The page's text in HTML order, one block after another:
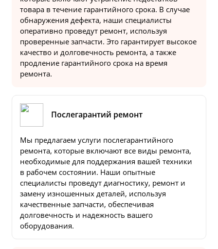
товара в течение гарантийного срока. В случае
обнаружения дефекта, наши специалисты
оперативно проведут ремонт, используя
проверенные запчасти. Это гарантирует высокое
качество и долговечность ремонта, а также
продление гарантийного срока на время
ремонта.
Послегарантий ремонт
Мы предлагаем услуги послегарантийного
ремонта, которые включают все виды ремонта,
необходимые для поддержания вашей техники
в рабочем состоянии. Наши опытные
специалисты проведут диагностику, ремонт и
замену изношенных деталей, используя
качественные запчасти, обеспечивая
долговечность и надежность вашего
оборудования.